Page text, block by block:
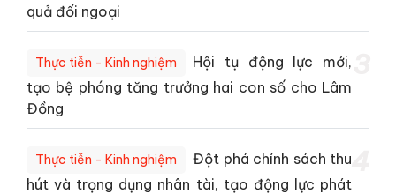
quả đối ngoại
Thực tiễn - Kinh nghiệm
Hội tụ động lực mới,
tạo bệ phóng tăng trưởng hai con số cho Lâm
Đồng
Thực tiễn - Kinh nghiệm
Đột phá chính sách thu
hút và trọng dụng nhân tài, tạo động lực phát